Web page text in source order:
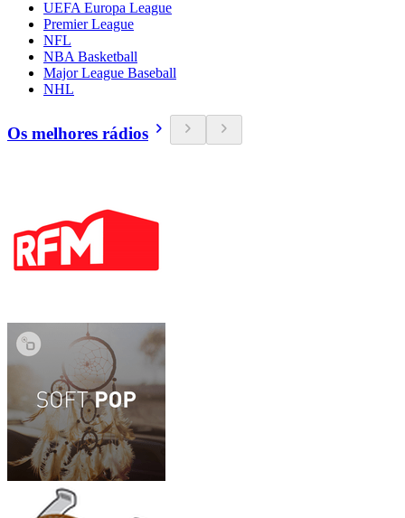
UEFA Europa League
Premier League
NFL
NBA Basketball
Major League Baseball
NHL
Os melhores rádios